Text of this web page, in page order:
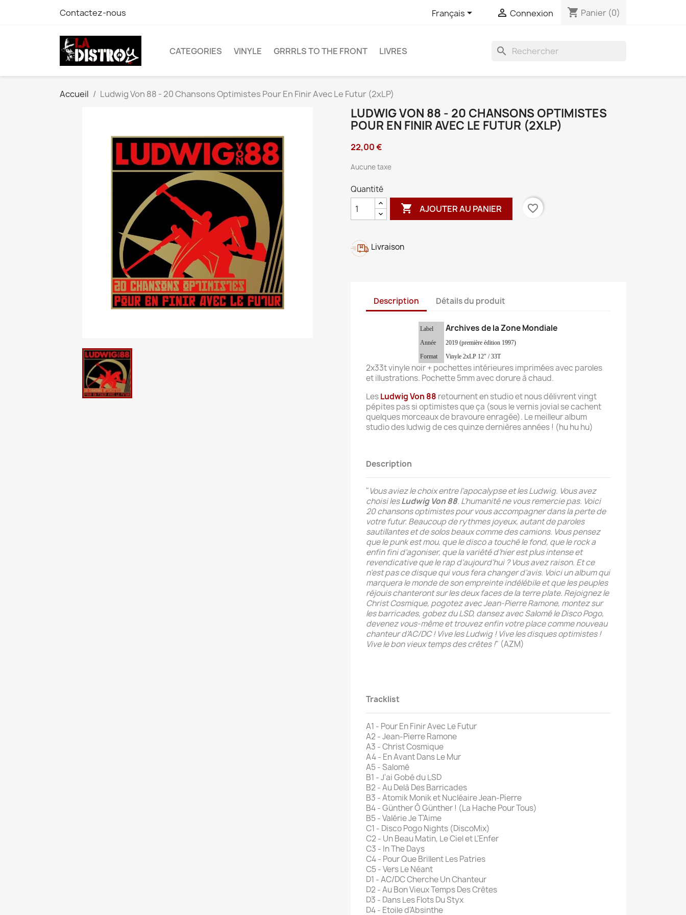
Contactez-nous Français  Connexion shopping_cart Panier (0)
CATEGORIES VINYLE GRRRLS TO THE FRONT LIVRES search
Accueil Ludwig Von 88 - 20 Chansons Optimistes Pour En Finir Avec Le Futur (2xLP)
LUDWIG VON 88 - 20 CHANSONS OPTIMISTES
POUR EN FINIR AVEC LE FUTUR (2XLP)
22,00 €
Aucune taxe
Quantité
 AJOUTER AU PANIER favorite_border
Livraison
Description Détails du produit
Label Archives de la Zone Mondiale
Année
2019 (première édition 1997)
Format
Vinyle 2xLP 12" / 33T
2x33t vinyle noir + pochettes intérieures imprimées avec paroles
et illustrations. Pochette 5mm avec dorure à chaud.
LesLudwig Von 88 retournent en studio et nous délivrent vingt
pépites pas si optimistes que ça (sous le vernis jovial se cachent
quelques morceaux de bravoure enragée). Le meilleur album
studio des ludwig de ces quinze dernières années ! (hu hu hu)
Description
"Vous aviez le choix entre l’apocalypse et les Ludwig. Vous avez
choisi lesLudwig Von 88. L’humanité ne vous remercie pas. Voici
20 chansons optimistes pour vous accompagner dans la perte de
votre futur. Beaucoup de rythmes joyeux, autant de paroles
sautillantes et de solos beaux comme des camions. Vous pensez
que le punk est mou, que le disco a touché le fond, que le rock a
enfin fini d’agoniser, que la variété d’hier est plus intense et
revendicative que le rap d’aujourd’hui ? Vous avez raison. Et ce
n’est pas ce disque qui vous fera changer d’avis. Voici un album qui
marquera le monde de son empreinte indélébile et que les peuples
réjouis chanteront sur les deux faces de la terre plate. Rejoignez le
Christ Cosmique, pogotez avec Jean-Pierre Ramone, montez sur
les barricades, gobez du LSD, dansez avec Salomé le Disco Pogo,
devenez vous-même et trouvez enfin votre place comme nouveau
chanteur d’AC/DC ! Vive les Ludwig ! Vive les disques optimistes !
Vive le bon vieux temps des crêtes !" (AZM)
Tracklist
A1 - Pour En Finir Avec Le Futur
A2 - Jean-Pierre Ramone
A3 - Christ Cosmique
A4 - En Avant Dans Le Mur
A5 - Salomé
B1 - J'ai Gobé du LSD
B2 - Au Delà Des Barricades
B3 - Atomik Monik et Nucléaire Jean-Pierre
B4 - Günther Ô Günther ! (La Hache Pour Tous)
B5 - Valérie Je T'Aime
C1 - Disco Pogo Nights (DiscoMix)
C2 - Un Beau Matin, Le Ciel et L'Enfer
C3 - In The Days
C4 - Pour Que Brillent Les Patries
C5 - Vers Le Néant
D1 - AC/DC Cherche Un Chanteur
D2 - Au Bon Vieux Temps Des Crêtes
D3 - Dans Les Flots Du Styx
D4 - Etoile d'Absinthe